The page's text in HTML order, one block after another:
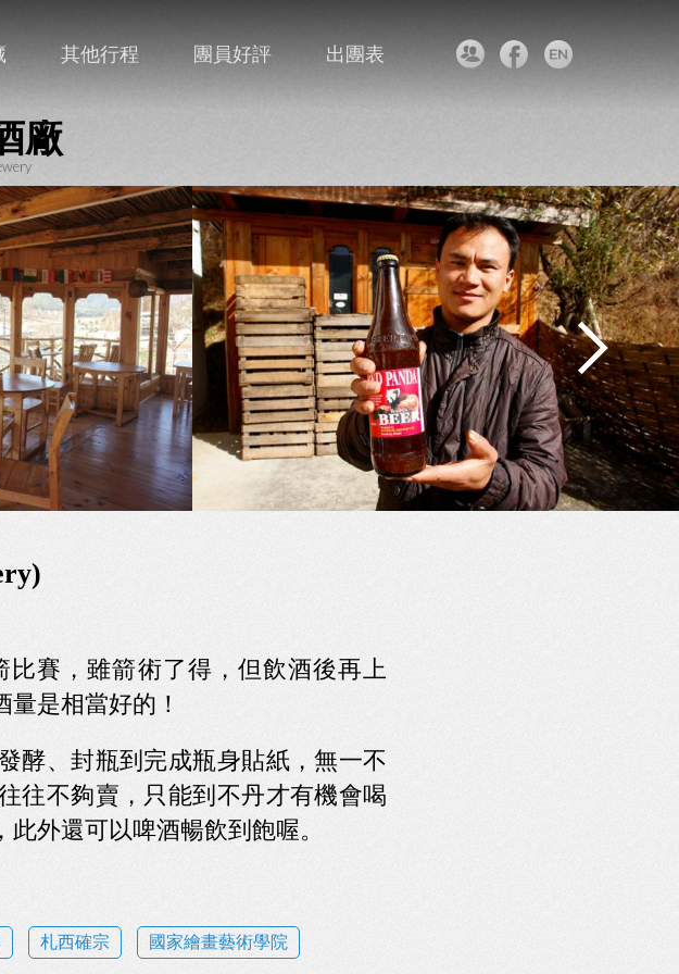
其他行程 團員好評 出團表
廠
賽，雖箭術了得，但飲酒後再上
是相當好的！
酵、封瓶到完成瓶身貼紙，無一不
往不夠賣，只能到不丹才有機會喝
外還可以啤酒暢飲到飽喔。
札西確宗 國家繪畫藝術學院